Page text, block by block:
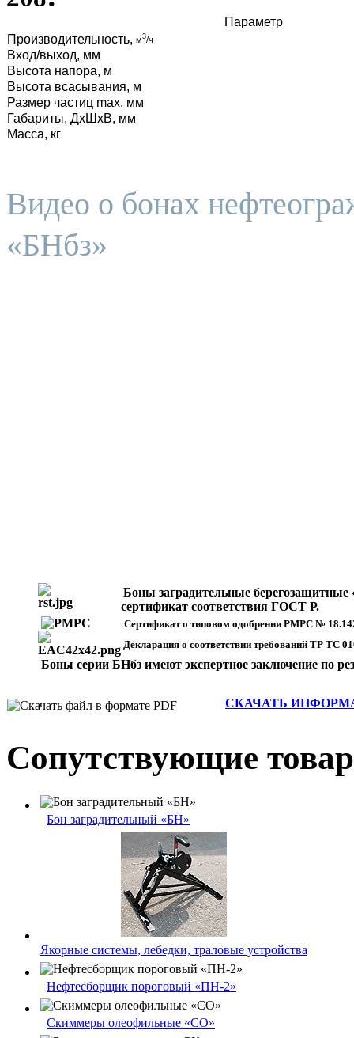
Параметр
Производительность,
м3/ч
Вход/выход, мм
Высота напора, м
Высота всасывания, м
Размер частиц max, мм
Габариты, ДхШхВ, мм
Масса, кг
Видео о бонах
«БНбз»
Боны заградительные
сертификат соответствия ГОСТ Р.
Сертификат о типовом одобрении РМРС №
Декларация о соответствии требований ТР ТС
Боны серии БНбз имеют экспертное заключение по
СКАЧАТЬ
Сопутствующие
Бон заградительный «БН»
Якорные системы, лебедки, траловые устройства
Нефтесборщик пороговый «ПН-2»
Скиммеры олеофильные «СО»